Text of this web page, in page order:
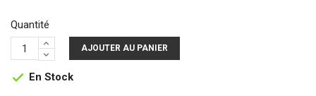
Quantité
AJOUTER AU PANIER
 En Stock